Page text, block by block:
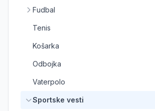
Fudbal
Tenis
Košarka
Odbojka
Vaterpolo
Sportske vesti